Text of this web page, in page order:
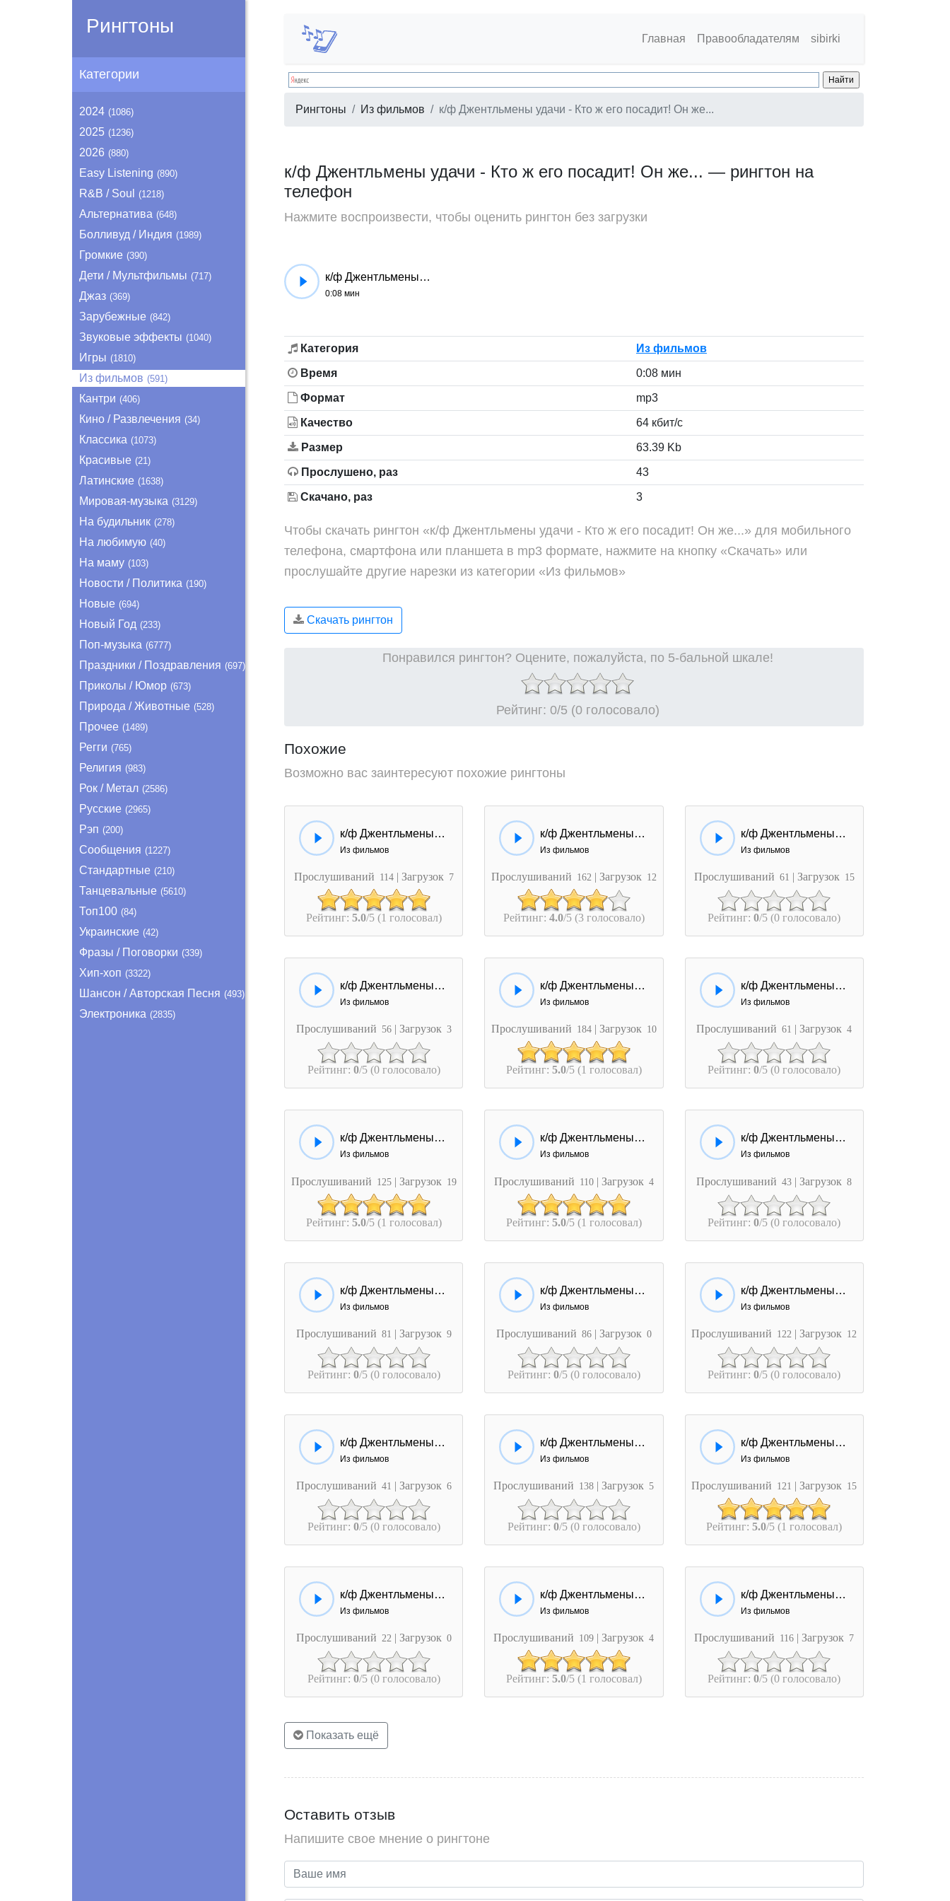
Рингтоны
Категории
2024 (1086)
2025 (1236)
2026 (880)
Easy Listening (890)
R&B / Soul (1218)
Альтернатива (648)
Болливуд / Индия (1989)
Громкие (390)
Дети / Мультфильмы (717)
Джаз (369)
Зарубежные (842)
Звуковые эффекты (1040)
Игры (1810)
Из фильмов (591)
Кантри (406)
Кино / Развлечения (34)
Классика (1073)
Красивые (21)
Латинские (1638)
Мировая-музыка (3129)
На будильник (278)
На любимую (40)
На маму (103)
Новости / Политика (190)
Новые (694)
Новый Год (233)
Поп-музыка (6777)
Праздники / Поздравления (697)
Приколы / Юмор (673)
Природа / Животные (528)
Прочее (1489)
Регги (765)
Религия (983)
Рок / Метал (2586)
Русские (2965)
Рэп (200)
Сообщения (1227)
Стандартные (210)
Танцевальные (5610)
Топ100 (84)
Украинские (42)
Фразы / Поговорки (339)
Хип-хоп (3322)
Шансон / Авторская Песня (493)
Электроника (2835)
Главная Правообладателям sibirki
Рингтоны Из фильмов к/ф Джентльмены удачи - Кто ж его посадит! Он же...
к/ф Джентльмены удачи - Кто ж его посадит! Он же... — рингтон на
телефон
Нажмите воспроизвести, чтобы оценить рингтон без загрузки
к/ф Джентльмены удачи - Кто ж его посадит! Он же...
0:08 мин
Категория Из фильмов
Время 0:08 мин
Формат mp3
Качество 64 кбит/с
Размер 63.39 Kb
Прослушено, раз 43
Скачано, раз 3
Чтобы скачать рингтон «к/ф Джентльмены удачи - Кто ж его посадит! Он же...» для мобильного
телефона, смартфона или планшета в mp3 формате, нажмите на кнопку «Скачать» или
прослушайте другие нарезки из категории «Из фильмов»
Скачать рингтон
Понравился рингтон? Оцените, пожалуйста, по 5-бальной шкале!
Рейтинг: 0/5 (0 голосовало)
Похожие
Возможно вас заинтересуют похожие рингтоны
к/ф Джентльмены удачи - Ты - вор! Джентельмен удачи...
Из фильмов
Прослушиваний 114 | Загрузок 7
Рейтинг: 5.0/5 (1 голосовал)
к/ф Джентльмены удачи - Нет, это не мы!
Из фильмов
Прослушиваний 162 | Загрузок 12
Рейтинг: 4.0/5 (3 голосовало)
к/ф Джентльмены удачи - Йес, йес, ОБХСС!
Из фильмов
Прослушиваний 61 | Загрузок 15
Рейтинг:0/5 (0 голосовало)
к/ф Джентльмены удачи - Филонишь, гад!
Из фильмов
Прослушиваний 56 | Загрузок 3
Рейтинг: 0/5 (0 голосовало)
к/ф Джентльмены удачи - Эй, гражданина!
Из фильмов
Прослушиваний 184 | Загрузок 10
Рейтинг: 5.0/5 (1 голосовал)
к/ф Джентльмены удачи - Иди, иди, Вась...
Из фильмов
Прослушиваний 61 | Загрузок 4
Рейтинг:0/5 (0 голосовало)
к/ф Джентльмены удачи - Сдаёмсу!..
Из фильмов
Прослушиваний 125 | Загрузок 19
Рейтинг: 5.0/5 (1 голосовал)
к/ф Джентльмены удачи - Шакал я паршивый...
Из фильмов
Прослушиваний 110 | Загрузок 4
Рейтинг: 5.0/5 (1 голосовал)
к/ф Джентльмены удачи - Ну вы будете жрать или нет!
Из фильмов
Прослушиваний 43 | Загрузок 8
Рейтинг:0/5 (0 голосовало)
к/ф Джентльмены удачи - Слушай, Доцент. Ты был...
Из фильмов
Прослушиваний 81 | Загрузок 9
Рейтинг: 0/5 (0 голосовало)
к/ф Джентльмены удачи - Моргалы выколю!
Из фильмов
Прослушиваний 86 | Загрузок 0
Рейтинг: 0/5 (0 голосовало)
к/ф Джентльмены удачи - Лошадью ходи.
Из фильмов
Прослушиваний 122 | Загрузок 12
Рейтинг:0/5 (0 голосовало)
к/ф Джентльмены удачи - Слушайте... Заткнитесь...
Из фильмов
Прослушиваний 41 | Загрузок 6
Рейтинг: 0/5 (0 голосовало)
к/ф Джентльмены удачи - Тут помню, тут... ничего...
Из фильмов
Прослушиваний 138 | Загрузок 5
Рейтинг: 0/5 (0 голосовало)
к/ф Джентльмены удачи - Всё. Кина не будет...
Из фильмов
Прослушиваний 121 | Загрузок 15
Рейтинг:5.0/5 (1 голосовал)
к/ф Джентльмены удачи - Прямо насмерть..
Из фильмов
Прослушиваний 22 | Загрузок 0
Рейтинг: 0/5 (0 голосовало)
к/ф Джентльмены удачи - Как что, так сразу Косой...
Из фильмов
Прослушиваний 109 | Загрузок 4
Рейтинг: 5.0/5 (1 голосовал)
к/ф Джентльмены удачи - А ну, канай отсюда!
Из фильмов
Прослушиваний 116 | Загрузок 7
Рейтинг:0/5 (0 голосовало)
Показать ещё
Оставить отзыв
Напишите свое мнение о рингтоне